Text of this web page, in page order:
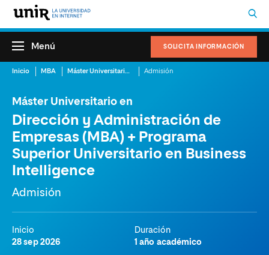
SOLICITA INFORMACIÓN
Menú
Inicio MBA Máster Universitario en Dirección y Administración de Empresas (MBA) + Programa Superior Universitario en Business Intelligence Admisión
Máster Universitario en
Dirección y Administración de
Empresas (MBA) + Programa
Superior Universitario en Business
Intelligence
Admisión
Inicio
28 sep 2026
Duración
1 año académico